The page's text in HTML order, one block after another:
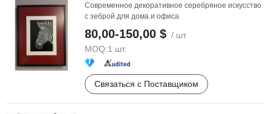
Современное декоративное серебряное искусство
с зеброй для дома и офиса
80,00-150,00 $ / шт.
MOQ:1 шт.
Связаться с Поставщиком